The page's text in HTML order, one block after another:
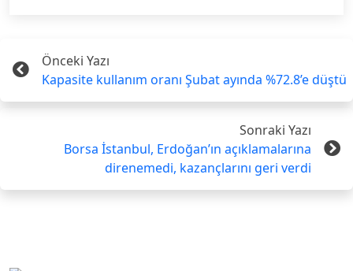
Önceki Yazı
Kapasite kullanım oranı Şubat ayında %72.8’e düştü
Sonraki Yazı
Borsa İstanbul, Erdoğan’ın açıklamalarına
direnemedi, kazançlarını geri verdi